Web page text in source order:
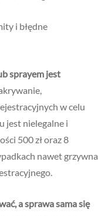
i błędne
sprayem jest
w celu
jest nielegalne i
500 zł oraz 8
nawet grzywna
a sprawa sama się